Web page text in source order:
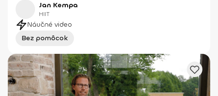
Jan Kempa
HIIT
Náučné video
Bez pomôcok